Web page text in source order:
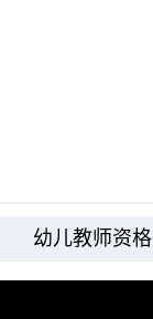
幼儿教师资格